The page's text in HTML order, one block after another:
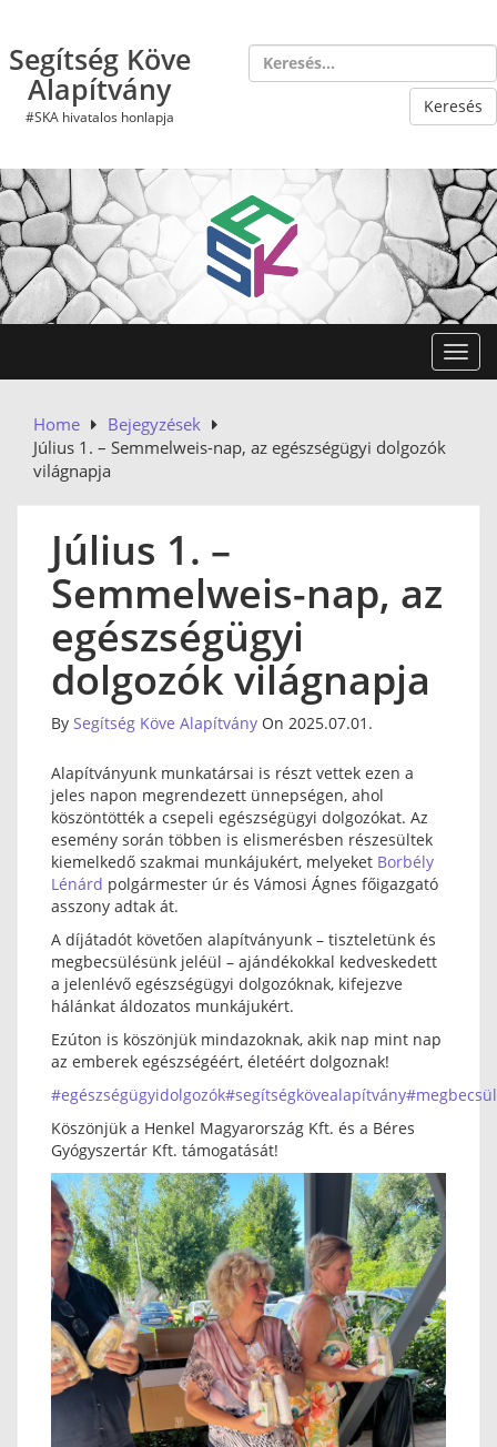
content
Segítség Köve
Alapítvány
#SKA hivatalos honlapja
Home
Bejegyzések
Július 1. – Semmelweis-nap, az egészségügyi dolgozók
világnapja
Július 1. –
Semmelweis-nap, az
egészségügyi
dolgozók világnapja
By Segítség Köve Alapítvány On 2025.07.01.
Alapítványunk munkatársai is részt vettek ezen a
jeles napon megrendezett ünnepségen, ahol
köszöntötték a csepeli egészségügyi dolgozókat. Az
esemény során többen is elismerésben részesültek
kiemelkedő szakmai munkájukért, melyeket Borbély
Lénárd polgármester úr és Vámosi Ágnes főigazgató
asszony adtak át.
A díjátadót követően alapítványunk – tiszteletünk és
megbecsülésünk jeléül – ajándékokkal kedveskedett
a jelenlévő egészségügyi dolgozóknak, kifejezve
hálánkat áldozatos munkájukért.
Ezúton is köszönjük mindazoknak, akik nap mint nap
az emberek egészségéért, életéért dolgoznak!
#egészségügyidolgozók#segítségkövealapítvány
Köszönjük a Henkel Magyarország Kft. és a Béres
Gyógyszertár Kft. támogatását!